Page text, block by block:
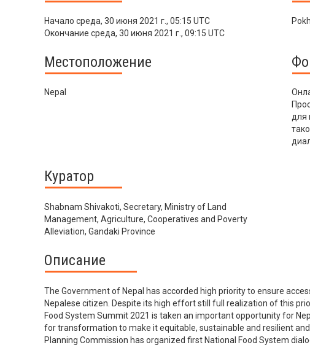
Начало среда, 30 июня 2021 г., 05:15 UTC
Окончание среда, 30 июня 2021 г., 09:15 UTC
Местоположение
Nepal
для
Куратор
Shabnam Shivakoti, Secretary, Ministry of Land
Management, Agriculture, Cooperatives and Poverty
Alleviation, Gandaki Province
Описание
The Government of Nepal has accorded high priority to ensure
Nepalese citizen. Despite its high effort still full realization of this
Food System Summit 2021 is taken an important opportunity for
for transformation to make it equitable, sustainable and resilient
Planning Commission has organized first National Food System